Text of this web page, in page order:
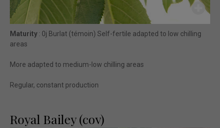
Maturity : 0j Burlat (témoin) Self-fertile adapted to low chilling
areas
More adapted to medium-low chilling areas
Regular, constant production
Royal Bailey (cov)